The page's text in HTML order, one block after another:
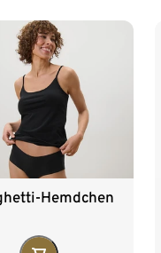
54
Hemdchen